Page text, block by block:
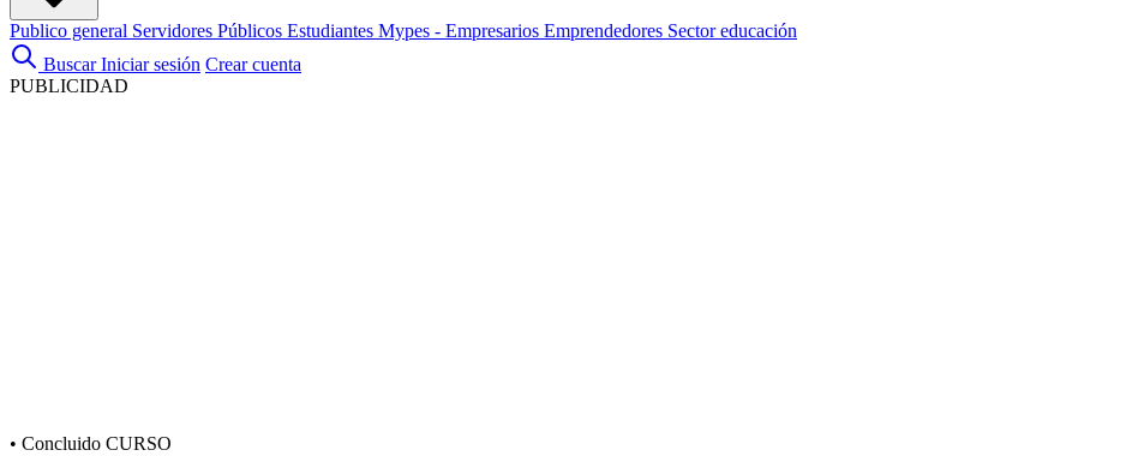
Publico general Servidores Públicos Estudiantes Mypes - Empresarios Emprendedores Sector educación
Buscar Iniciar sesión Crear cuenta
PUBLICIDAD
• Concluido CURSO